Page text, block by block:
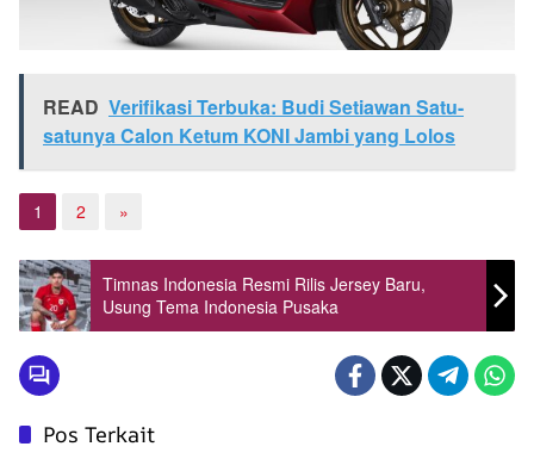
READ Verifikasi Terbuka: Budi Setiawan Satu-
satunya Calon Ketum KONI Jambi yang Lolos
1 2 »
Timnas Indonesia Resmi Rilis Jersey Baru,
Usung Tema Indonesia Pusaka
Pos Terkait